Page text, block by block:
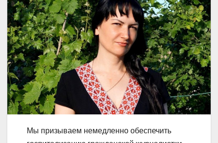
Мы призываем немедленно обеспечить